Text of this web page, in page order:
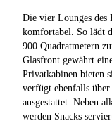
Die vier Lounges des
komfortabel. So lädt
900 Quadratmetern
Glasfront gewährt
Privatkabinen bieten
verfügt ebenfalls
ausgestattet. Neben
werden Snacks